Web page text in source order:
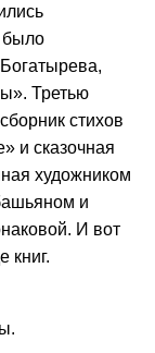
было
Третью
стихов
и сказочная
художником
и
И вот
книг.